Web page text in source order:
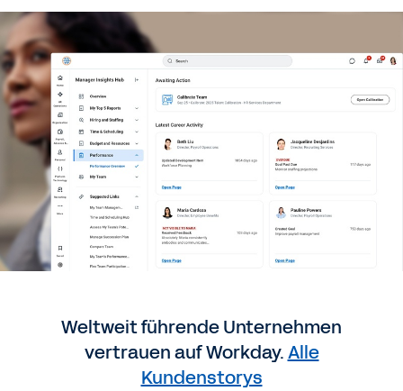
Weltweit führende Unternehmen
vertrauen auf Workday.Alle
Kundenstorys